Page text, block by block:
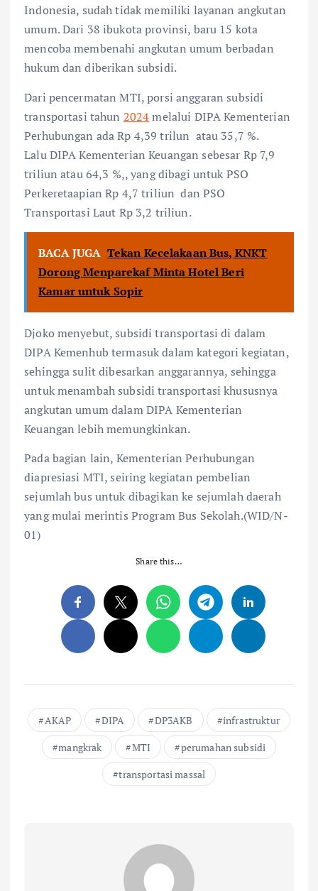
Indonesia, sudah tidak memiliki layanan angkutan
umum. Dari 38 ibukota provinsi, baru 15 kota
mencoba membenahi angkutan umum berbadan
hukum dan diberikan subsidi.
Dari pencermatan MTI, porsi anggaran subsidi
transportasi tahun 2024melalui DIPA Kementerian
Perhubungan ada Rp 4,39 trilun atau 35,7 %.
Lalu DIPA Kementerian Keuangan sebesar Rp 7,9
triliun atau 64,3 %,, yang dibagi untuk PSO
Perkeretaapian Rp 4,7 triliun dan PSO
Transportasi Laut Rp 3,2 triliun.
BACA JUGA Tekan Kecelakaan Bus, KNKT
Dorong Menparekaf Minta Hotel Beri
Kamar untuk Sopir
Djoko menyebut, subsidi transportasi di dalam
DIPA Kemenhub termasuk dalam kategori kegiatan,
sehingga sulit dibesarkan anggarannya, sehingga
untuk menambah subsidi transportasi khususnya
angkutan umum dalam DIPA Kementerian
Keuangan lebih memungkinkan.
Pada bagian lain, Kementerian Perhubungan
diapresiasi MTI, seiring kegiatan pembelian
sejumlah bus untuk dibagikan ke sejumlah daerah
yang mulai merintis Program Bus Sekolah.(WID/N-
01)
Share this…
AKAP DIPA DP3AKB
infrastruktur
mangkrak
MTI
perumahan subsidi
transportasi massal